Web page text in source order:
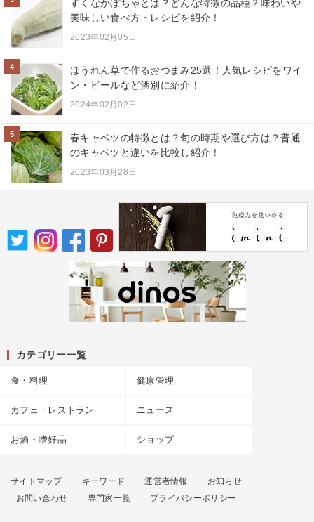
すくなかぼちゃとは？どんな特徴の品種？味わいや
美味しい食べ方・レシピを紹介！
2023年02月05日
4
ほうれん草で作るおつまみ25選！人気レシピをワイ
ン・ビールなど酒別に紹介！
2024年02月02日
5
春キャベツの特徴とは？旬の時期や選び方は？普通
のキャベツと違いを比較し紹介！
2023年03月28日
カテゴリー一覧
食・料理 健康管理
カフェ・レストラン ニュース
お酒・嗜好品 ショップ
サイトマップ キーワード 運営者情報
お知らせ
お問い合わせ
専門家一覧 プライバシーポリシー